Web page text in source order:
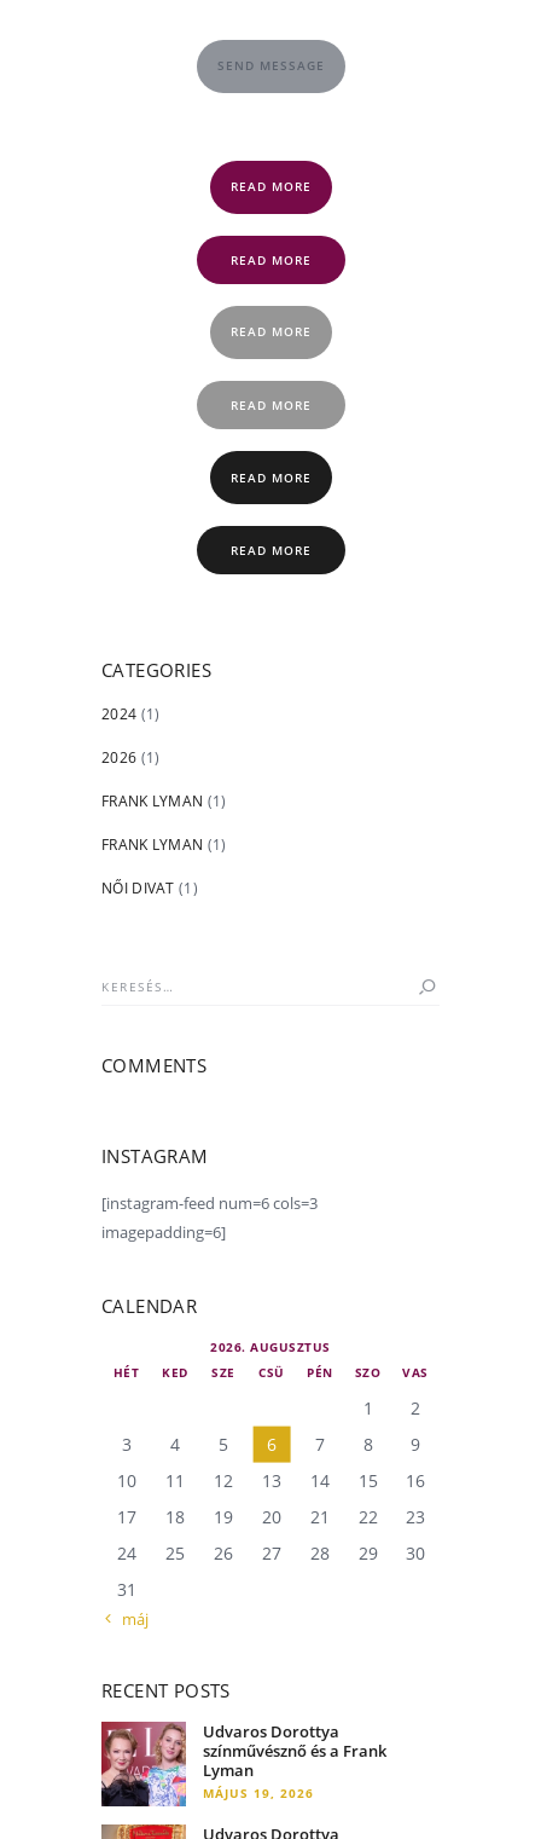
SEND MESSAGE
READ MORE
READ MORE
READ MORE
READ MORE
READ MORE
READ MORE
CATEGORIES
2024 (1)
2026 (1)
FRANK LYMAN (1)
FRANK LYMAN (1)
NŐI DIVAT (1)
Keresés:
COMMENTS
INSTAGRAM
[instagram-feed num=6 cols=3
imagepadding=6]
CALENDAR
2026. AUGUSZTUS
HÉT
KED SZE CSÜ PÉN SZO VAS
1
2
3
4 5 6 7 8
9
10
11 12 13 14 15
16
17
18 19 20 21 22
23
24
25 26 27 28 29
30
31
« máj
RECENT POSTS
Udvaros Dorottya
színművésznő és a Frank
Lyman
MÁJUS 19, 2026
Udvaros Dorottya